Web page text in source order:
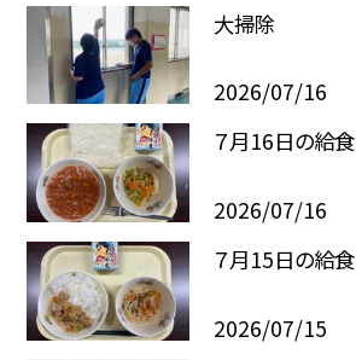
大掃除
2026/07/16
７月16日の給食
2026/07/16
７月15日の給食
2026/07/15